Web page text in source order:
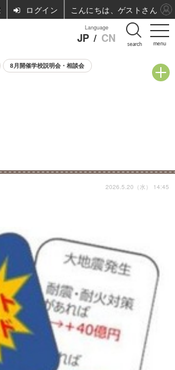
menu
Language
JP / CN search
8月開催学校説明会・相談会
2026.5.20（水） 14:45
ログイン こんにちは、ゲストさん